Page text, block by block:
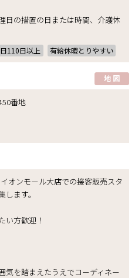
日の措置の日または時間、介護休
110日以上 有給休暇とりやすい
地 図
番地
オンモール大店での接客販売スタ
ます。
い方歓迎！
気を踏まえたうえでコーディネー